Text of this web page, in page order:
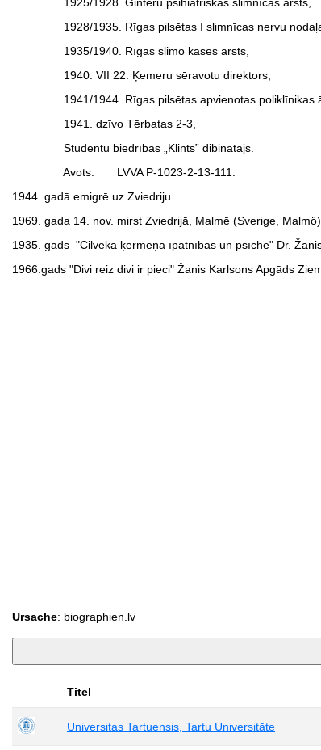
1928/1935. Rīgas pilsētas I slimnīcas nervu
1935/1940. Rīgas slimo kases ārsts,
1940. VII 22. Ķemeru sēravotu direktors,
1941/1944. Rīgas pilsētas apvienotas poliklīnikas
1941. dzīvo Tērbatas 2-3,
Studentu biedrības „Klints” dibinātājs.
Avots: LVVA P-1023-2-13-111.
1944. gadā emigrē uz Zviedriju
1969. gada 14. nov. mirst Zviedrijā, Malmē (Sverige,
1935. gads "Cilvēka ķermeņa īpatnības un psīche" Dr.
1966.gads "Divi reiz divi ir pieci" Žanis Karlsons Apgāds
Ursache: biographien.lv
Titel
Universitas Tartuensis, Tartu Universitāte